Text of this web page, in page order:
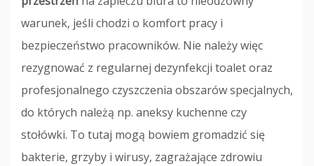
warunek, jeśli chodzi o komfort pracy i
bezpieczeństwo pracowników. Nie należy więc
rezygnować z regularnej dezynfekcji toalet oraz
profesjonalnego czyszczenia obszarów specjalnych,
do których należą np. aneksy kuchenne czy
stołówki. To tutaj mogą bowiem gromadzić się
bakterie, grzyby i wirusy, zagrażające zdrowiu